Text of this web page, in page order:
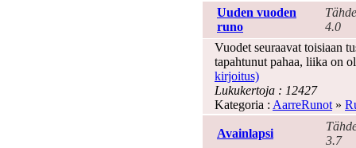
Uuden vuoden
runo
4.0
Vuodet seuraavat toisiaan
tapahtunut pahaa, liika on
kirjoitus)
Lukukertoja : 12427
Kategoria : AarreRunot »
Avainlapsi
3.7